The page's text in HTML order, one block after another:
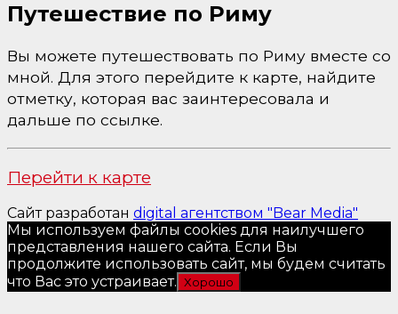
Путешествие по Риму
Вы можете путешествовать по Риму вместе со
мной. Для этого перейдите к карте, найдите
отметку, которая вас заинтересовала и
дальше по ссылке.
Перейти к карте
Сайт разработан digital агентством "Bear Media"
Мы используем файлы cookies для наилучшего
представления нашего сайта. Если Вы
продолжите использовать сайт, мы будем считать
что Вас это устраивает. Хорошо